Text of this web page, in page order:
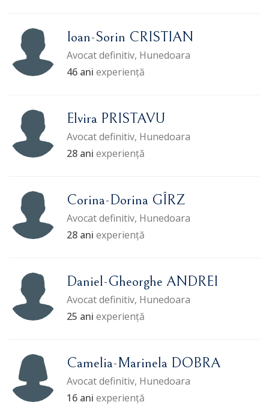
Ioan-Sorin CRISTIAN
Avocat definitiv, Hunedoara
46 ani experiență
Elvira PRISTAVU
Avocat definitiv, Hunedoara
28 ani experiență
Corina-Dorina GÎRZ
Avocat definitiv, Hunedoara
28 ani experiență
Daniel-Gheorghe ANDREI
Avocat definitiv, Hunedoara
25 ani experiență
Camelia-Marinela DOBRA
Avocat definitiv, Hunedoara
16 ani experiență